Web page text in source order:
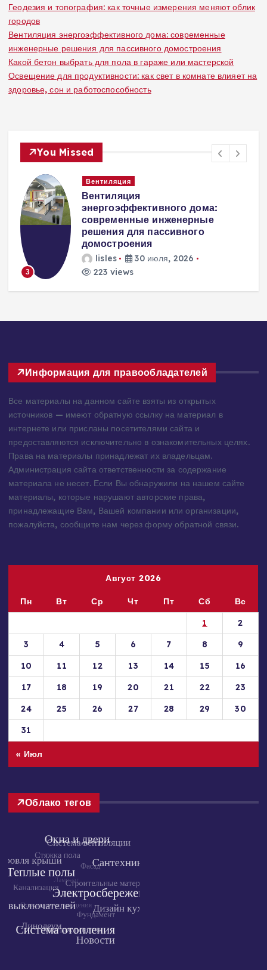
Геодезия и топография: как точные измерения меняют облик
городов
Вентиляция энергоэффективного дома: современные
инженерные решения для пассивного домостроения
Какой бетон выбрать для пола в гараже или мастерской
Освещение для продуктивности: как свет в комнате влияет на
здоровье, сон и работоспособность
You Missed
3
Вентиляция
Вентиляция
энергоэффективного дома:
современные инженерные
решения для пассивного
домостроения
lisles
30 июля, 2026
223 views
Информация для правообладателей
Все материалы на данном сайте взяты из открытых
источников — имеют обратную ссылку на материал в
интернете или присланы посетителями сайта и
предоставляются исключительно в ознакомительных целях.
Права на материалы принадлежат их владельцам.
Администрация сайта ответственности за содержание
материала не несет. Если Вы обнаружили на нашем сайте
материалы, которые нарушают авторские права,
принадлежащие Вам, Вашей компании или организации,
пожалуйста, сообщите нам через форму обратной связи.
Август 2026
Пн Вт Ср Чт Пт Сб
Вс
1
2
3
4 5 6 7 8
9
10
11 12 13 14 15
16
17
18 19 20 21 22
23
24
25 26 27 28 29
30
31
« Июл
Облако тегов